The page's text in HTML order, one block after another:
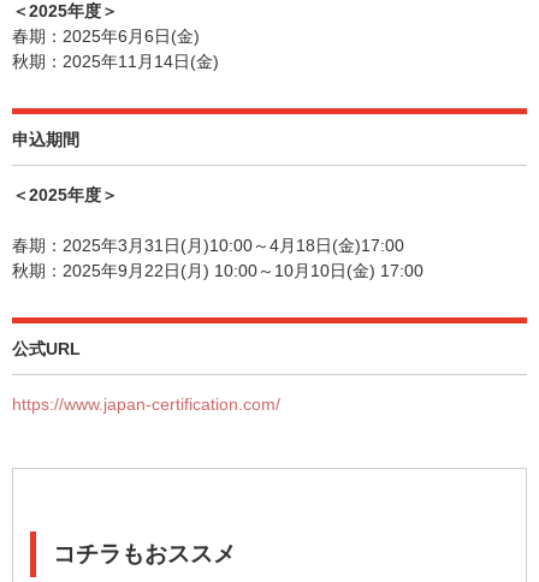
＜2025年度＞
春期：2025年6月6日(金)
秋期：2025年11月14日(金)
申込期間
＜2025年度＞
春期：2025年3月31日(月)10:00～4月18日(金)17:00
秋期：2025年9月22日(月) 10:00～10月10日(金) 17:00
公式URL
https://www.japan-certification.com/
コチラもおススメ